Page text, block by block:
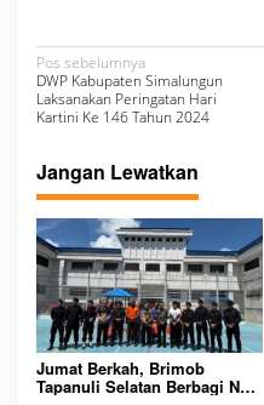
N
a
v
i
g
a
s
i
p
o
Pos sebelumnya
DWP Kabupaten Simalungun
Laksanakan Peringatan Hari
Kartini Ke 146 Tahun 2024
Jangan Lewatkan
Jumat Berkah, Brimob
Tapanuli Selatan Berbagi Nasi